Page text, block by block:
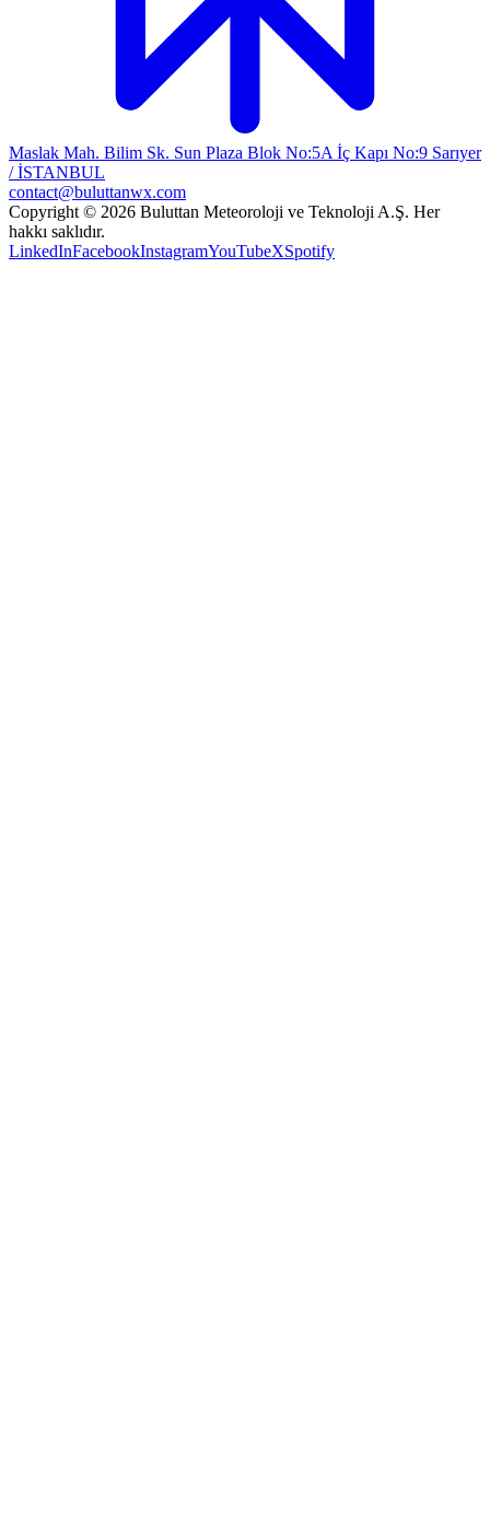
Maslak Mah. Bilim Sk. Sun Plaza Blok No:5A İç Kapı No:9 Sarıyer
/ İSTANBUL
contact@buluttanwx.com
Copyright © 2026 Buluttan Meteoroloji ve Teknoloji A.Ş. Her
hakkı saklıdır.
LinkedInFacebookInstagramYouTubeXSpotify